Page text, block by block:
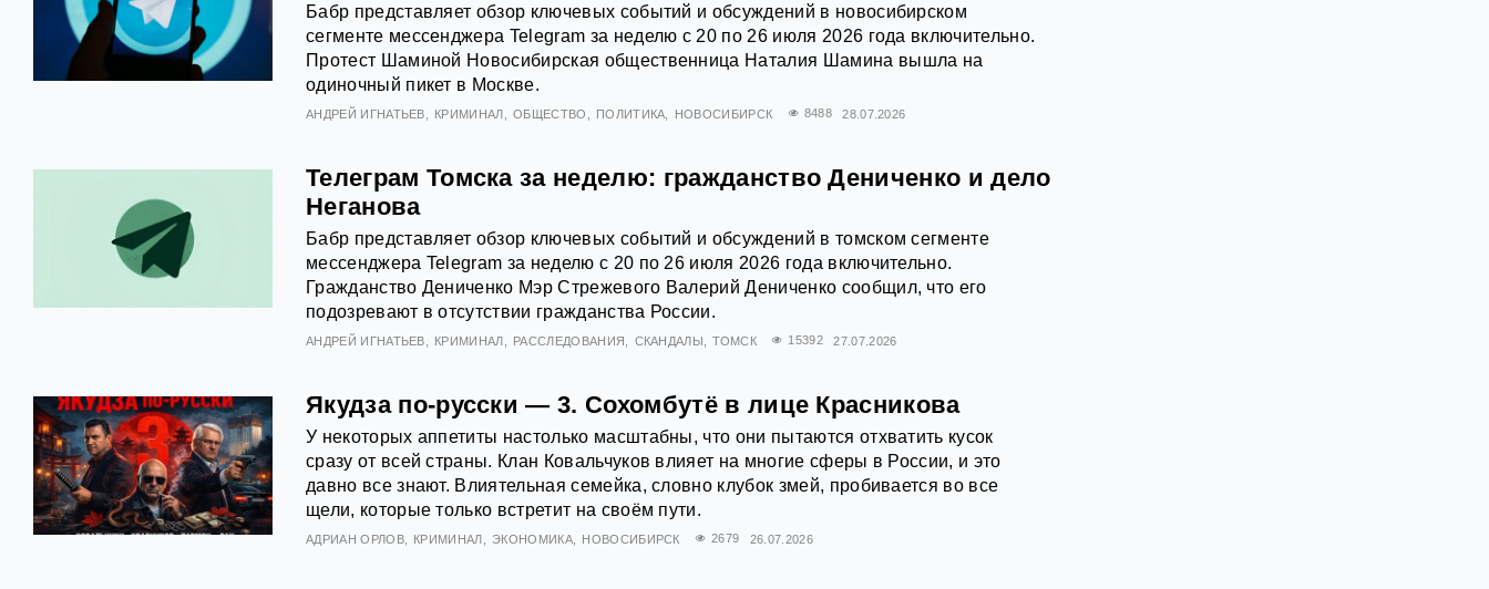
Бабр представляет обзор ключевых событий и обсуждений в новосибирском
сегменте мессенджера Telegram за неделю с 20 по 26 июля 2026 года включительно.
Протест Шаминой Новосибирская общественница Наталия Шамина вышла на
одиночный пикет в Москве.
АНДРЕЙ ИГНАТЬЕВ КРИМИНАЛ ОБЩЕСТВО ПОЛИТИКА НОВОСИБИРСК 8488 28.07.2026
Телеграм Томска за неделю: гражданство Дениченко и дело
Неганова
Бабр представляет обзор ключевых событий и обсуждений в томском сегменте
мессенджера Telegram за неделю с 20 по 26 июля 2026 года включительно.
Гражданство Дениченко Мэр Стрежевого Валерий Дениченко сообщил, что его
подозревают в отсутствии гражданства России.
АНДРЕЙ ИГНАТЬЕВ КРИМИНАЛ РАССЛЕДОВАНИЯ СКАНДАЛЫ ТОМСК 15392 27.07.2026
Якудза по-русски — 3. Сохомбутё в лице Красникова
У некоторых аппетиты настолько масштабны, что они пытаются отхватить кусок
сразу от всей страны. Клан Ковальчуков влияет на многие сферы в России, и это
давно все знают. Влиятельная семейка, словно клубок змей, пробивается во все
щели, которые только встретит на своём пути.
АДРИАН ОРЛОВ КРИМИНАЛ ЭКОНОМИКА НОВОСИБИРСК 2679 26.07.2026